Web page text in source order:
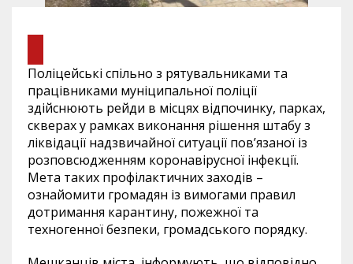
Поліцейські спільно з рятувальниками та
працівниками муніципальної поліції
здійснюють рейди в місцях відпочинку, парках,
скверах у рамках виконання рішення штабу з
ліквідації надзвичайної ситуації пов’язаної із
розповсюдженням коронавірусної інфекції.
Мета таких профілактичних заходів –
ознайомити громадян із вимогами правил
дотримання карантину, пожежної та
техногенної безпеки, громадського порядку.